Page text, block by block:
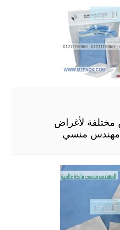
لأغراض
مهندس منسي